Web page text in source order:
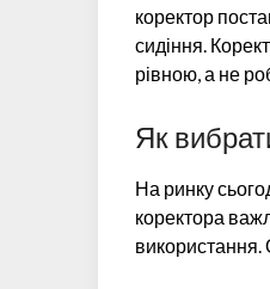
коректор
сидіння.
рівною, а не
Як
На ринку
коректора
використання.